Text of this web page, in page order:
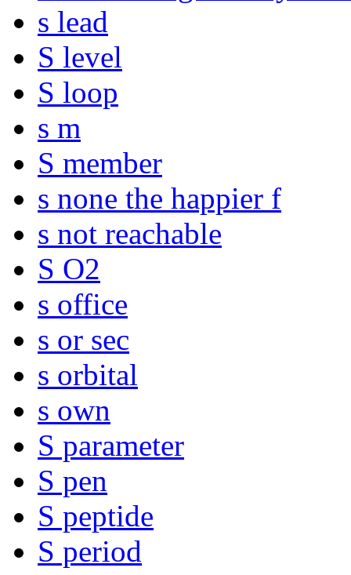
s lead
S level
S loop
s m
S member
s none the happier f
s not reachable
S O2
s office
s or sec
s orbital
s own
S parameter
S pen
S peptide
S period